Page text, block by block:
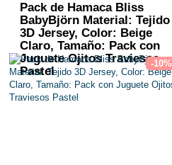
Pack de Hamaca Bliss
BabyBjörn Material: Tejido
3D Jersey, Color: Beige
Claro, Tamaño: Pack con
Juguete Ojitos Traviesos
Pastel
-10%